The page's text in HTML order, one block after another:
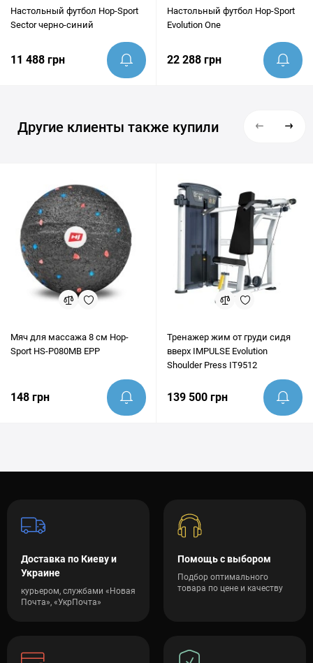
Настольный футбол Hop-Sport
Sector черно-синий
11 488 грн
Настольный футбол Hop-Sport
Evolution One
22 288 грн
Другие клиенты также купили
Мяч для массажа 8 см Hop-
Sport HS-P080MB EPP
148 грн
Тренажер жим от груди сидя
вверх IMPULSE Evolution
Shoulder Press IT9512
139 500 грн
Доставка по Киеву и
Украине
курьером, службами «Новая
Почта», «УкрПочта»
Помощь с выбором
Подбор оптимального
товара по цене и качеству